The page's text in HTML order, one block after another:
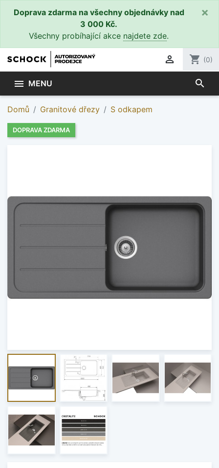
Doprava zdarma na všechny objednávky nad
3 000 Kč.
Všechny probíhající akce najdete zde.
×
 shopping_cart (0)
 MENU search
Domů Granitové dřezy S odkapem
DOPRAVA ZDARMA